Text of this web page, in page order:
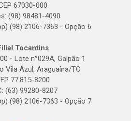
67030-000
(98) 98481-4090
(98) 2106-7363 - Opção 6
Tocantins
- Lote n°029A, Galpão 1
Vila Azul, Araguaína/TO
77.815-8200
(63) 99280-8207
(98) 2106-7363 - Opção 7